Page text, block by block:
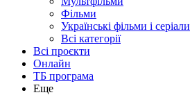
Фільми
Українські фільми і серіали
Всі категорії
Всі проєкти
Онлайн
ТБ програма
Еще